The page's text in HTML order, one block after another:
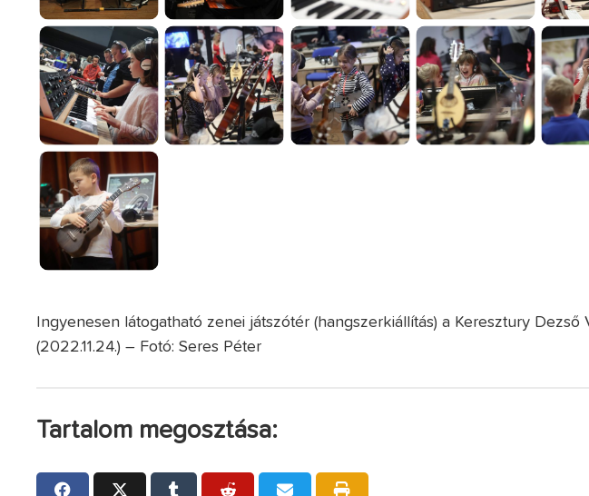
Ingyenesen látogatható zenei játszótér (hangszerkiállítás) a Keresztury
(2022.11.24.) – Fotó: Seres Péter
Tartalom megosztása: